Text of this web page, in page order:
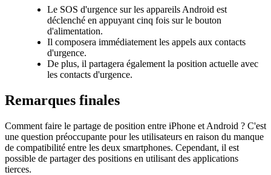
Le SOS d'urgence sur les appareils Android est
déclenché en appuyant cinq fois sur le bouton
d'alimentation.
Il composera immédiatement les appels aux contacts
d'urgence.
De plus, il partagera également la position actuelle avec
les contacts d'urgence.
Remarques finales
Comment faire le partage de position entre iPhone et Android ? C'est
une question préoccupante pour les utilisateurs en raison du manque
de compatibilité entre les deux smartphones. Cependant, il est
possible de partager des positions en utilisant des applications
tierces.